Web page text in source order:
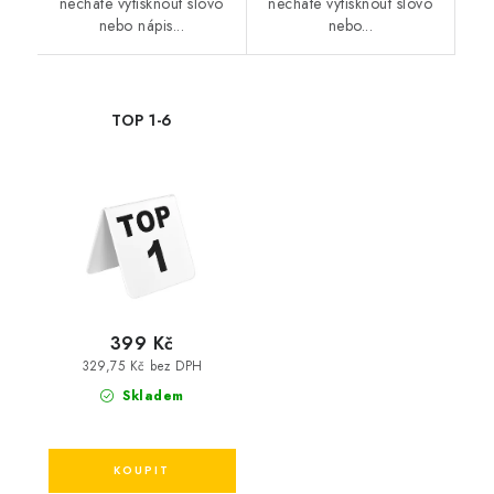
nebo nápis...
nebo...
TOP 1-6
Skladem
329,75 Kč bez DPH
399 Kč